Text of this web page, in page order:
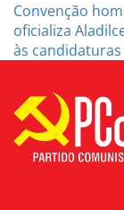
Convenção
oficializa
às candidaturas